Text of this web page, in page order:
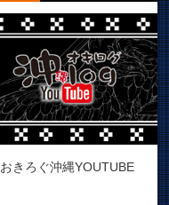
おきろぐ沖縄YOUTUBE